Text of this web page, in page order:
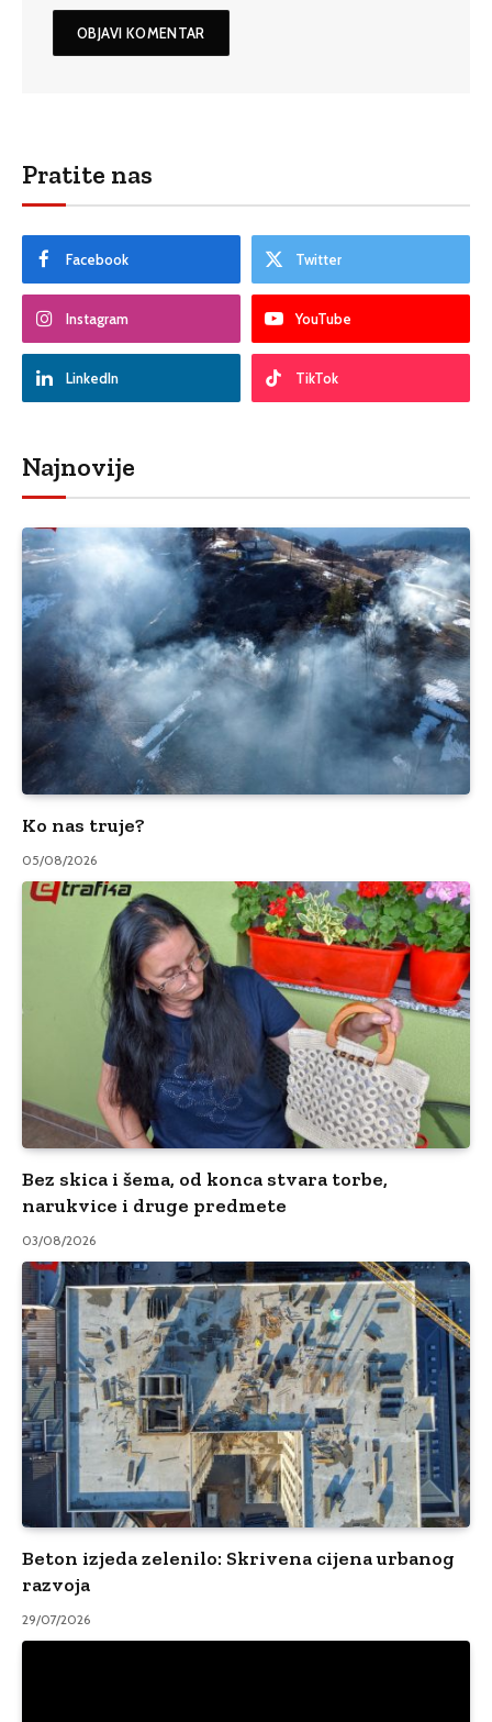
Pratite nas
Facebook Twitter
Instagram YouTube
LinkedIn TikTok
Najnovije
Ko nas truje?
05/08/2026
Bez skica i šema, od konca stvara torbe,
narukvice i druge predmete
03/08/2026
Beton izjeda zelenilo: Skrivena cijena urbanog
razvoja
29/07/2026